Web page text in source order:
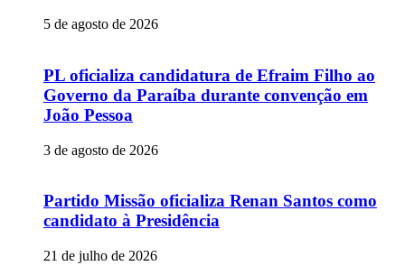
5 de agosto de 2026
PL oficializa candidatura de Efraim Filho ao
Governo da Paraíba durante convenção em
João Pessoa
3 de agosto de 2026
Partido Missão oficializa Renan Santos como
candidato à Presidência
21 de julho de 2026